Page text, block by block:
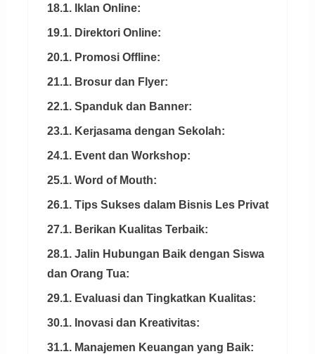
18.1. Iklan Online:
19.1. Direktori Online:
20.1. Promosi Offline:
21.1. Brosur dan Flyer:
22.1. Spanduk dan Banner:
23.1. Kerjasama dengan Sekolah:
24.1. Event dan Workshop:
25.1. Word of Mouth:
26.1. Tips Sukses dalam Bisnis Les Privat
27.1. Berikan Kualitas Terbaik:
28.1. Jalin Hubungan Baik dengan Siswa
dan Orang Tua:
29.1. Evaluasi dan Tingkatkan Kualitas:
30.1. Inovasi dan Kreativitas:
31.1. Manajemen Keuangan yang Baik: